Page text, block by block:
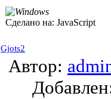
Сделано на: JavaScript
Gjots2
Автор: